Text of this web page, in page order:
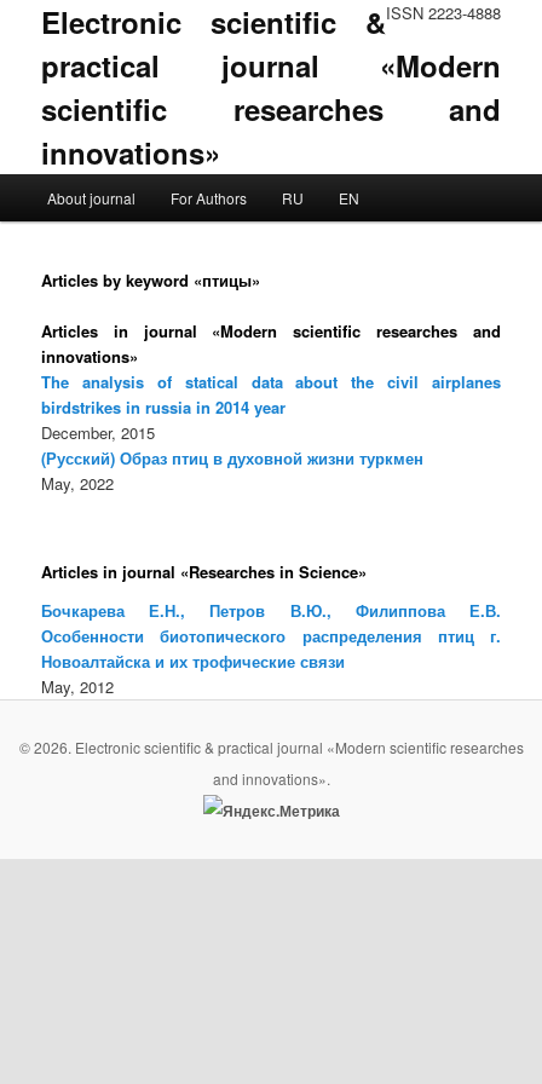
ISSN 2223-4888
Electronic scientific &
practical journal «Modern
scientific researches and
innovations»
Skip to primary content
Skip to secondary content
About journal For Authors RU EN
Articles by keyword «птицы»
Articles in journal «Modern scientific researches and
innovations»
The analysis of statical data about the civil airplanes
birdstrikes in russia in 2014 year
December, 2015
(Русский) Образ птиц в духовной жизни туркмен
May, 2022
Articles in journal «Researches in Science»
Бочкарева Е.Н., Петров В.Ю., Филиппова Е.В.
Особенности биотопического распределения птиц г.
Новоалтайска и их трофические связи
May, 2012
© 2026. Electronic scientific & practical journal «Modern scientific researches
and innovations».